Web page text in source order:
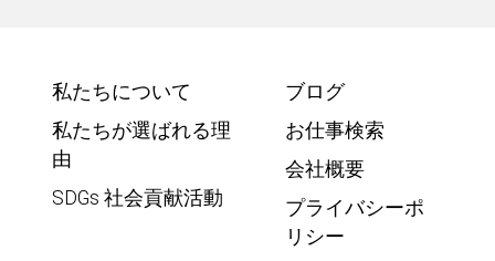
私たちについて
私たちが選ばれる理
由
SDGs 社会貢献活動
ブログ
お仕事検索
会社概要
プライバシーポ
リシー